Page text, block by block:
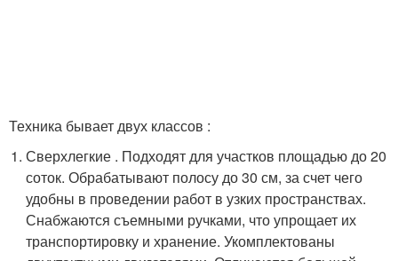
Техника бывает двух классов :
Сверхлегкие . Подходят для участков площадью до 20
соток. Обрабатывают полосу до 30 см, за счет чего
удобны в проведении работ в узких пространствах.
Снабжаются съемными ручками, что упрощает их
транспортировку и хранение. Укомплектованы